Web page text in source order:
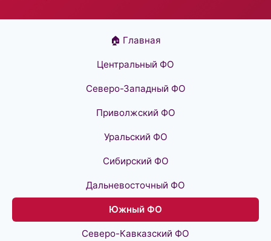
🏠 Главная
Центральный ФО
Северо-Западный ФО
Приволжский ФО
Уральский ФО
Сибирский ФО
Дальневосточный ФО
Южный ФО
Северо-Кавказский ФО